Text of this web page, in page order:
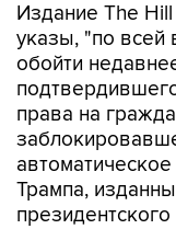
Издание The Hill
указы, "по всей
обойти
права на
Трампа,